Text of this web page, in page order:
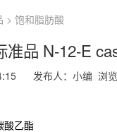
> 饱和脂肪酸
品 N-12-E
发布人：小编 浏览
酸乙酯